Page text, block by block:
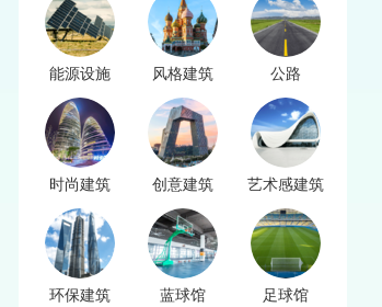
能源设施 风格建筑 公路
时尚建筑 创意建筑 艺术感建筑
环保建筑 蓝球馆 足球馆